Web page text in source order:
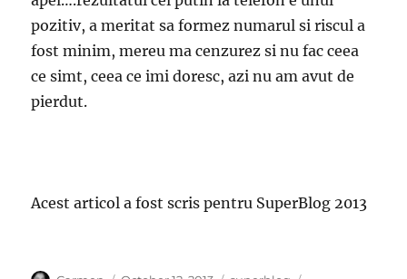
pozitiv, a meritat sa formez numarul si riscul a
fost minim, mereu ma cenzurez si nu fac ceea
ce simt, ceea ce imi doresc, azi nu am avut de
pierdut.
Acest articol a fost scris pentru SuperBlog 2013